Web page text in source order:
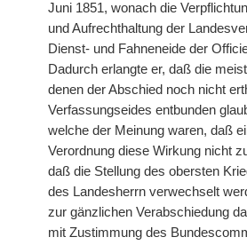
Juni 1851, wonach die
und Aufrechthaltung der
Dienst- und Fahneneide der
Dadurch erlangte er, daß die
denen der Abschied noch nicht
Verfassungseides entbunden
welche der Meinung waren, daß
Verordnung diese Wirkung nicht
daß die Stellung des obersten
des Landesherrn verwechselt
zur gänzlichen Verabschiedung
mit Zustimmung des